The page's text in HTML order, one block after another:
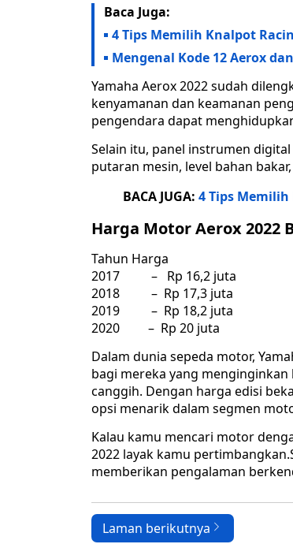
Baca Juga:
4 Tips Memilih Knalpot
Mengenal Kode 12 Aerox
Yamaha Aerox 2022 sudah
kenyamanan dan keamanan
pengendara dapat
Selain itu, panel instrumen
putaran mesin, level bahan
BACA JUGA: 4 Tips
Harga Motor Aerox 2022
Tahun Harga
2017 – Rp 16,2 juta
2018 – Rp 17,3 juta
2019 – Rp 18,2 juta
2020 – Rp 20 juta
Dalam dunia sepeda motor,
bagi mereka yang
canggih. Dengan harga edisi
opsi menarik dalam segmen
Kalau kamu mencari motor
2022 layak kamu
memberikan pengalaman
Laman berikutnya